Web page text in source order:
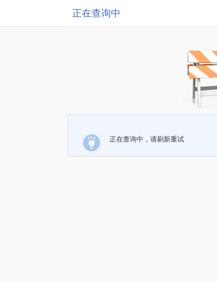
正在查询中
正在查询中，请刷新重试